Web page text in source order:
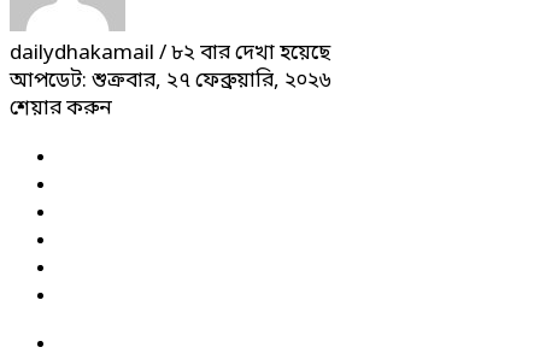
dailydhakamail / ৮২ বার দেখা হয়েছে
আপডেট: শুক্রবার, ২৭ ফেব্রুয়ারি, ২০২৬
শেয়ার করুন